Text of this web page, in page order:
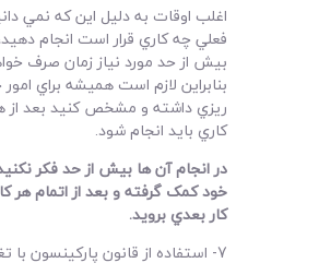
اغلب اوقات به دليل اين که نمي
فعلي چه کاري قرار است انجام
بيش از حد مورد نياز زمان صرف
بنابراين لازم است هميشه براي امور
ريزي داشته و مشخص کنيد بعد از
کاري بايد انجام شود.
در انجام آن ها بيش از حد فکر
خود کمک گرفته و بعد از اتمام هر
کار بعدي برويد.
7- استفاده از قانون پارکينسون با تغيير بازي